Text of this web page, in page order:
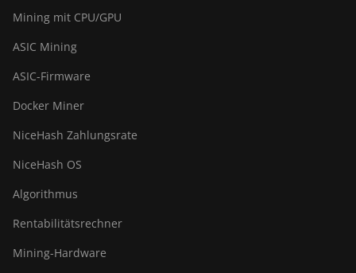
Mining mit CPU/GPU
ASIC Mining
ASIC-Firmware
Docker Miner
NiceHash Zahlungsrate
NiceHash OS
Algorithmus
Rentabilitätsrechner
Mining-Hardware